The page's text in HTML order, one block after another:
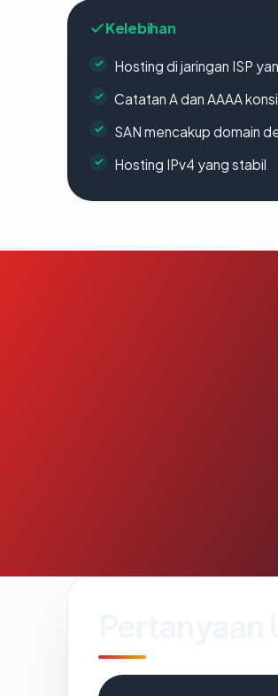
Kelebihan
Hosting di jaringan ISP
Catatan A dan AAAA
SAN mencakup domain
Hosting IPv4 yang stabil